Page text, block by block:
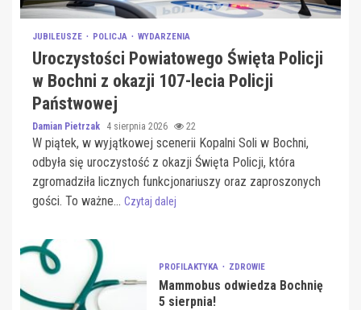
JUBILEUSZE POLICJA WYDARZENIA
Uroczystości Powiatowego Święta Policji
w Bochni z okazji 107-lecia Policji
Państwowej
Damian Pietrzak 4 sierpnia 2026 22
W piątek, w wyjątkowej scenerii Kopalni Soli w Bochni,
odbyła się uroczystość z okazji Święta Policji, która
zgromadziła licznych funkcjonariuszy oraz zaproszonych
gości. To ważne... Czytaj dalej
PROFILAKTYKA ZDROWIE
Mammobus odwiedza Bochnię
5 sierpnia!